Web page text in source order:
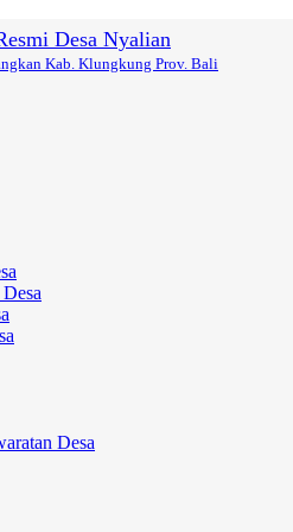
Desa Nyalian
Kab. Klungkung Prov. Bali
Desa